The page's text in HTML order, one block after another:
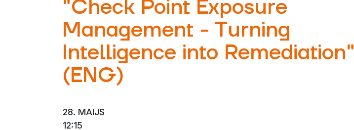
"Check Point Exposure
Management - Turning
Intelligence into Remediation"
(ENG)
28. MAIJS
12:15